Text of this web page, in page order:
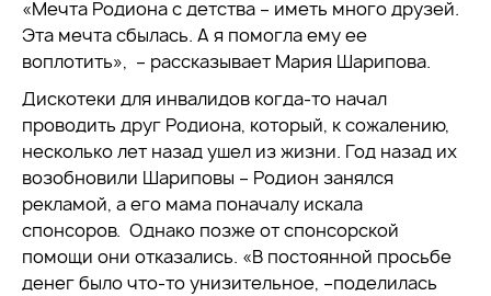
«Мечта Родиона с детства – иметь много друзей.
Эта мечта сбылась. А я помогла ему ее
воплотить», – рассказывает Мария Шарипова.
Дискотеки для инвалидов когда-то начал
проводить друг Родиона, который, к сожалению,
несколько лет назад ушел из жизни. Год назад их
возобновили Шариповы – Родион занялся
рекламой, а его мама поначалу искала
спонсоров. Однако позже от спонсорской
помощи они отказались. «В постоянной просьбе
денег было что-то унизительное, –поделилась